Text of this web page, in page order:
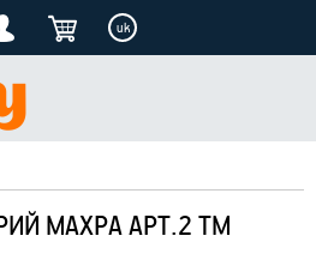
uk
МАХРА АРТ.2 ТМ